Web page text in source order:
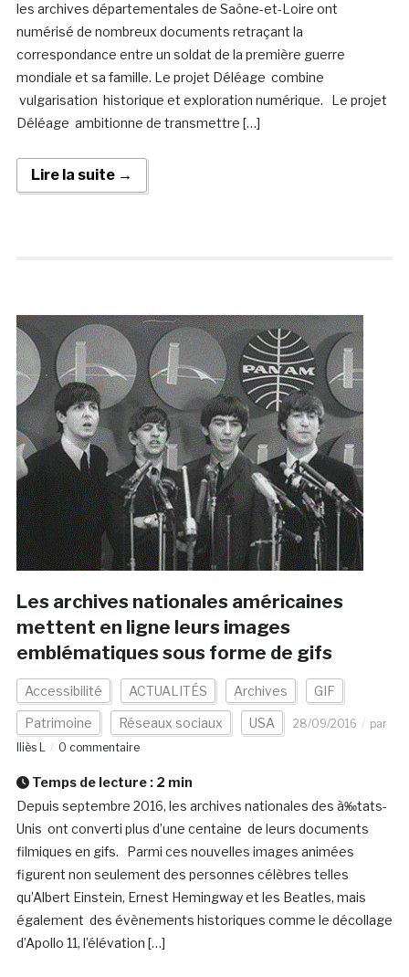
les archives départementales de Saône-et-Loire ont
numérisé de nombreux documents retraçant la
correspondance entre un soldat de la première guerre
mondiale et sa famille. Le projet Déléage combine
vulgarisation historique et exploration numérique. Le projet
Déléage ambitionne de transmettre […]
Lire la suite →
Les archives nationales américaines
mettent en ligne leurs images
emblématiques sous forme de gifs
Accessibilité ACTUALITÉS Archives GIF
Patrimoine Réseaux sociaux USA 28/09/2016
par
Iliès L
0 commentaire
Temps de lecture : 2 min
Depuis septembre 2016, les archives nationales des à‰tats-
Unis ont converti plus d’une centaine de leurs documents
filmiques en gifs. Parmi ces nouvelles images animées
figurent non seulement des personnes célèbres telles
qu’Albert Einstein, Ernest Hemingway et les Beatles, mais
également des évènements historiques comme le décollage
d’Apollo 11, l’élévation […]